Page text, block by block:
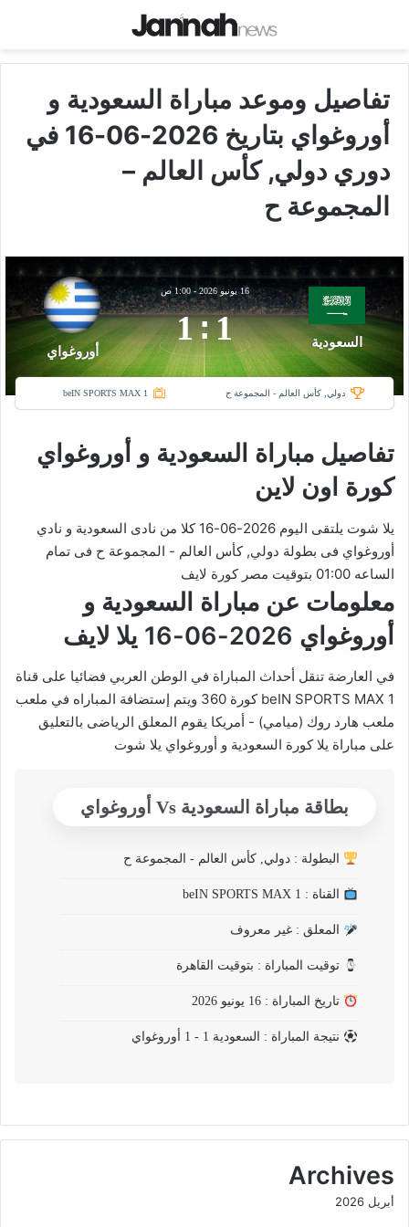
تفاصيل وموعد مباراة السعودية و
أوروغواي بتاريخ 2026-06-16 في
دوري دولي, كأس العالم –
المجموعة ح
السعودية
16 يونيو 2026 -1:00 ص
1
:
1
أوروغواي
دولي, كأس العالم - المجموعة ح beIN SPORTS MAX 1
تفاصيل مباراة السعودية و أوروغواي
كورة اون لاين
يلا شوت يلتقى اليوم 2026-06-16 كلا من نادى السعودية و نادي
أوروغواي فى بطولة دولي, كأس العالم - المجموعة ح فى تمام
الساعه 01:00 بتوقيت مصر كورة لايف
معلومات عن مباراة السعودية و
أوروغواي 2026-06-16 يلا لايف
في العارضة تنقل أحداث المباراة في الوطن العربي فضائيا على قناة
beIN SPORTS MAX 1 كورة 360 ويتم إستضافة المباراه في ملعب
ملعب هارد روك (ميامي) - أمريكا يقوم المعلق الرياضى بالتعليق
على مباراة يلا كورة السعودية و أوروغواي يلا شوت
بطاقة مباراة السعودية Vs أوروغواي
البطولة : دولي, كأس العالم - المجموعة ح
القناة : beIN SPORTS MAX 1
المعلق : غير معروف
توقيت المباراة : بتوقيت القاهرة
تاريخ المباراة : 16 يونيو 2026
نتيجة المباراة : السعودية 1 - 1 أوروغواي
Archives
أبريل 2026